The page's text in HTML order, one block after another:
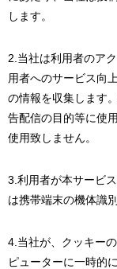
します。
2.当社は利用者のア
用者へのサービス向
の情報を収集します
告配信の目的等に使
使用致しません。
3.利用者が本サービ
は携帯端末の機体識
4.当社が、クッキー
ピューターに一時的